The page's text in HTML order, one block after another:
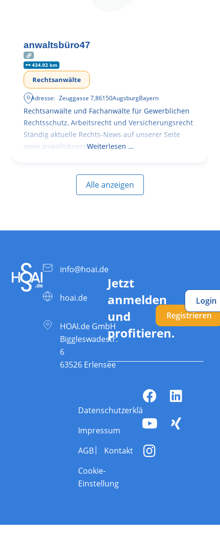
anwaltsbüro47
434.92 km
Rechtsanwälte
Adresse: Zeuggasse 7,86150AugsburgBayern
Rechtsanwälte und Fachanwälte für Gewerblichen
Rechtsschutz, Arbeitsrecht und Versicherungsrecht
Ständig aktuelle Rechts-News auf unserer Seite
www.anwaltsbuero47.deWeiterlesen …
Alle anzeigen
info@hoai.de
hoai.de
HOAI.de GmbH
Biggleswadestr.
6
63526 Erlensee
Jetzt
anmelden
und
profitieren.
Registrieren
Login
Datenschutzerklärung
Impressum
AGB
Kontakt
Cookie-
Einstellung